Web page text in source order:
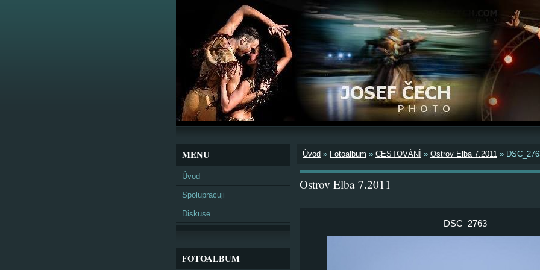
MENU
Úvod
Spolupracuji
Diskuse
FOTOALBUM
Úvod » Fotoalbum » CESTOVÁNÍ » Ostrov Elba 7.2011 »
Ostrov Elba 7.2011
DSC_2763